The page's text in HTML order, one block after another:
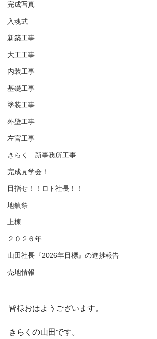
完成写真
入魂式
新築工事
大工工事
内装工事
基礎工事
塗装工事
外壁工事
左官工事
きらく 新事務所工事
完成見学会！！
目指せ！！ロト社長！！
地鎮祭
上棟
２０２６年
山田社長『2026年目標』の進捗報告
売地情報
皆様おはようございます。
きらくの山田です。